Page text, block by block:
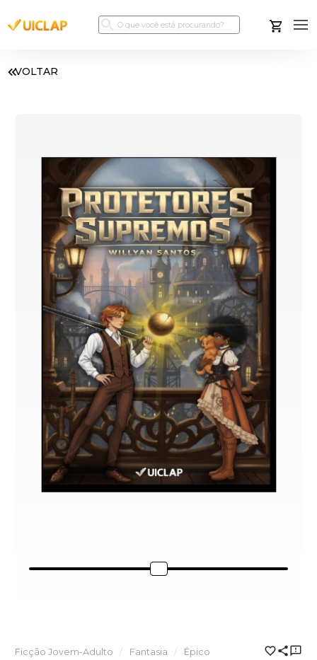
VOLTAR
Ficção Jovem-Adulto Fantasia Épico